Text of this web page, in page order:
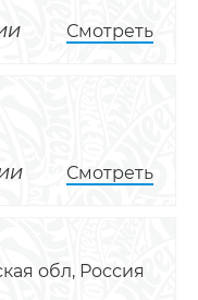
Смотреть
Смотреть
обл, Россия